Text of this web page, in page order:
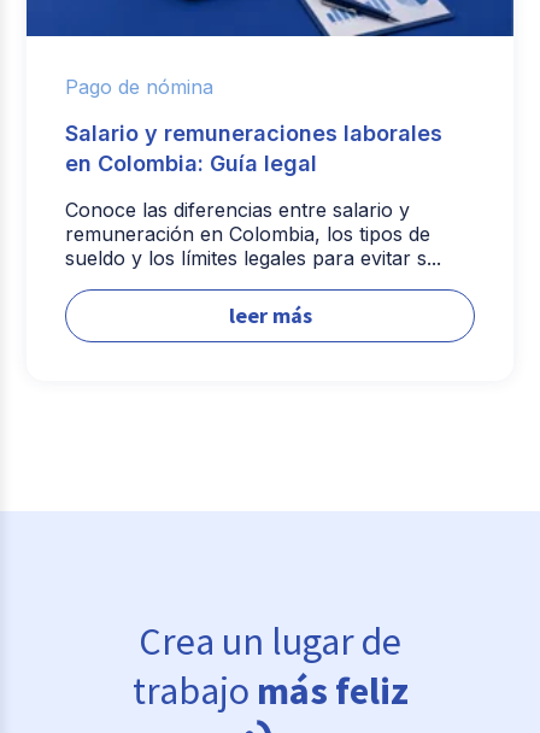
Pago de nómina
Salario y remuneraciones laborales
en Colombia: Guía legal
Conoce las diferencias entre salario y
remuneración en Colombia, los tipos de
sueldo y los límites legales para evitar s...
leer más
Crea un lugar de
trabajo más feliz